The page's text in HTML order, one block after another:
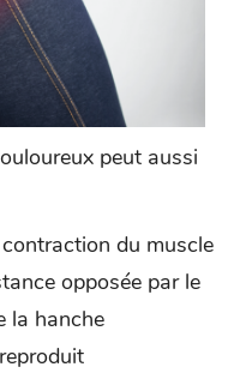
peut aussi
du muscle
opposée par le
la hanche